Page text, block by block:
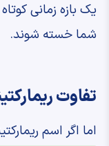
یک بازه زمانی
شما خسته شوند.
تفاوت
اما اگر اسم